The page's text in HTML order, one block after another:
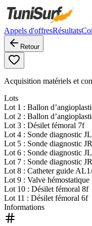
Appels d'offresRésultats
Retour
Acquisition matériels et
Lots
Lot 1 : Ballon
Lot 2 : Ballon
Lot 3 : Désilet fémoral 7f
Lot 4 : Sonde diagnostic
Lot 5 : Sonde diagnostic
Lot 6 : Sonde diagnostic
Lot 7 : Sonde diagnostic
Lot 8 : Catheter guide
Lot 9 : Valve
Lot 10 : Désilet fémoral 8f
Lot 11 : Désilet fémoral 6f
Informations